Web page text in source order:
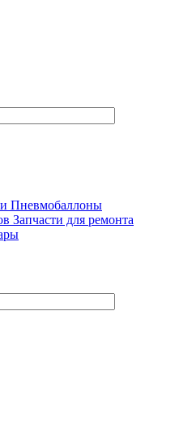
Пневмобаллоны
Запчасти для ремонта